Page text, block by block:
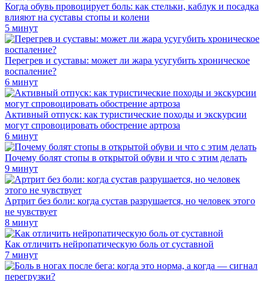
Когда обувь провоцирует боль: как стельки, каблук и посадка
влияют на суставы стопы и колени
5 минут
Перегрев и суставы: может ли жара усугубить хроническое
воспаление?
6 минут
Активный отпуск: как туристические походы и экскурсии
могут спровоцировать обострение артроза
6 минут
Почему болят стопы в открытой обуви и что с этим делать
9 минут
Артрит без боли: когда сустав разрушается, но человек этого
не чувствует
8 минут
Как отличить нейропатическую боль от суставной
7 минут